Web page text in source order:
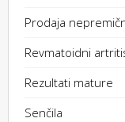
Prodaja
Revmatoidni
Rezultati mature
Senčila